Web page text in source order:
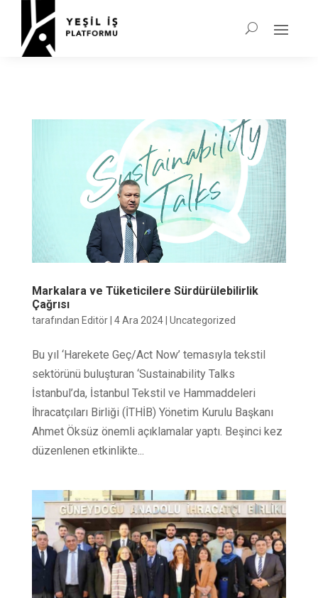
Markalara ve Tüketicilere Sürdürülebilirlik
Çağrısı
tarafından Editör| 4 Ara 2024| Uncategorized
Bu yıl ‘Harekete Geç/Act Now’ temasıyla tekstil
sektörünü buluşturan ‘Sustainability Talks
İstanbul’da, İstanbul Tekstil ve Hammaddeleri
İhracatçıları Birliği (İTHİB) Yönetim Kurulu Başkanı
Ahmet Öksüz önemli açıklamalar yaptı. Beşinci kez
düzenlenen etkinlikte...